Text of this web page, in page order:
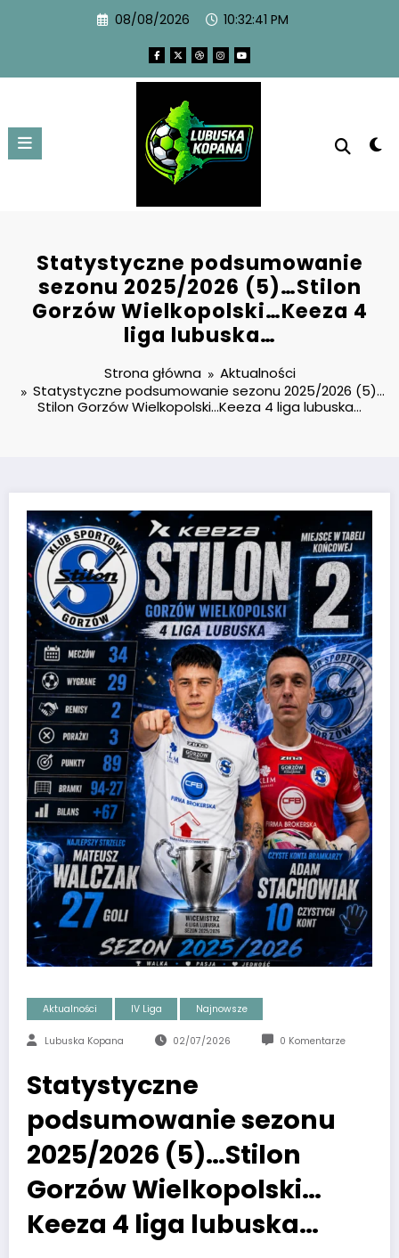
08/08/2026 10:32:42 PM
Statystyczne podsumowanie
sezonu 2025/2026 (5)…Stilon
Gorzów Wielkopolski…Keeza 4
liga lubuska…
Strona główna
Aktualności
Statystyczne podsumowanie sezonu 2025/2026 (5)…
Stilon Gorzów Wielkopolski…Keeza 4 liga lubuska…
Aktualności IV Liga Najnowsze
Lubuska Kopana 02/07/2026 0 Komentarze
Statystyczne
podsumowanie sezonu
2025/2026 (5)…Stilon
Gorzów Wielkopolski…
Keeza 4 liga lubuska…